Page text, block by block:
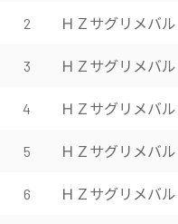
2 ＨＺサグリメバ
3 ＨＺサグリメバ
4 ＨＺサグリメバ
5 ＨＺサグリメバ
6 ＨＺサグリメバ